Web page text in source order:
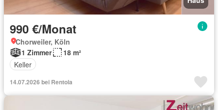
990 €/Monat
Chorweiler, Köln
1 Zimmer
18 m²
Keller
14.07.2026 bei Rentola